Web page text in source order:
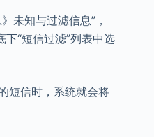
未知与过滤信息”，
下“短信过滤”列表中选
短信时，系统就会将